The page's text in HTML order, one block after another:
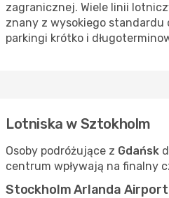
zagranicznej. Wiele linii
znany z wysokiego standardu
parkingi krótko i
Lotniska w Sztokholm
Osoby podróżujące z Gdańsk
centrum wpływają na finalny
Stockholm Arlanda Airport